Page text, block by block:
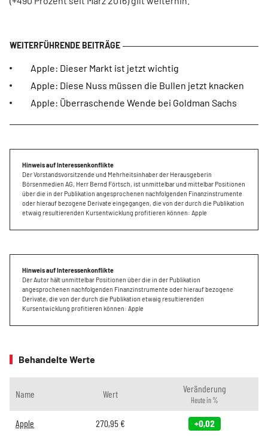
Apple: Dieser Markt ist jetzt wichtig
Apple: Diese Nuss müssen die Bullen jetzt knacken
Apple: Überraschende Wende bei Goldman Sachs
Hinweis auf Interessenkonflikte
Der Vorstandsvorsitzende und Mehrheitsinhaber der Herausgeberin
Börsenmedien AG, Herr Bernd Förtsch, ist unmittelbar und mittelbar Positionen
über die in der Publikation angesprochenen nachfolgenden Finanzinstrumente
oder hierauf bezogene Derivate eingegangen, die von der durch die Publikation
etwaig resultierenden Kursentwicklung profitieren können: Apple
Hinweis auf Interessenkonflikte
Der Autor hält unmittelbar Positionen über die in der Publikation
angesprochenen nachfolgenden Finanzinstrumente oder hierauf bezogene
Derivate, die von der durch die Publikation etwaig resultierenden
Kursentwicklung profitieren können: Apple
Behandelte Werte
Name Wert Veränderung
Heute in %
Apple 270,95 € +0,02